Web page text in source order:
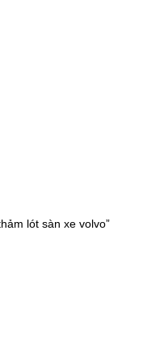
lót sàn xe volvo”